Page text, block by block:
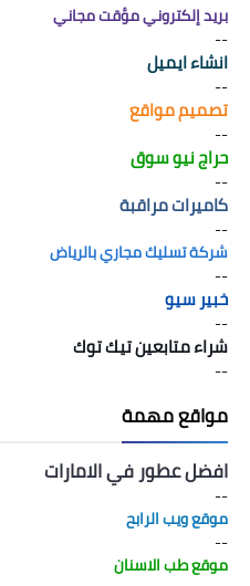
بريد إلكتروني مؤقت مجاني
--
انشاء ايميل
--
تصميم مواقع
--
حراج نيو سوق
--
كاميرات مراقبة
--
شركة تسليك مجاري بالرياض
--
خبير سيو
--
شراء متابعين تيك توك
--
مواقع مهمة
افضل عطور في الامارات
--
موقع ويب الرابح
--
موقع طب الاسنان